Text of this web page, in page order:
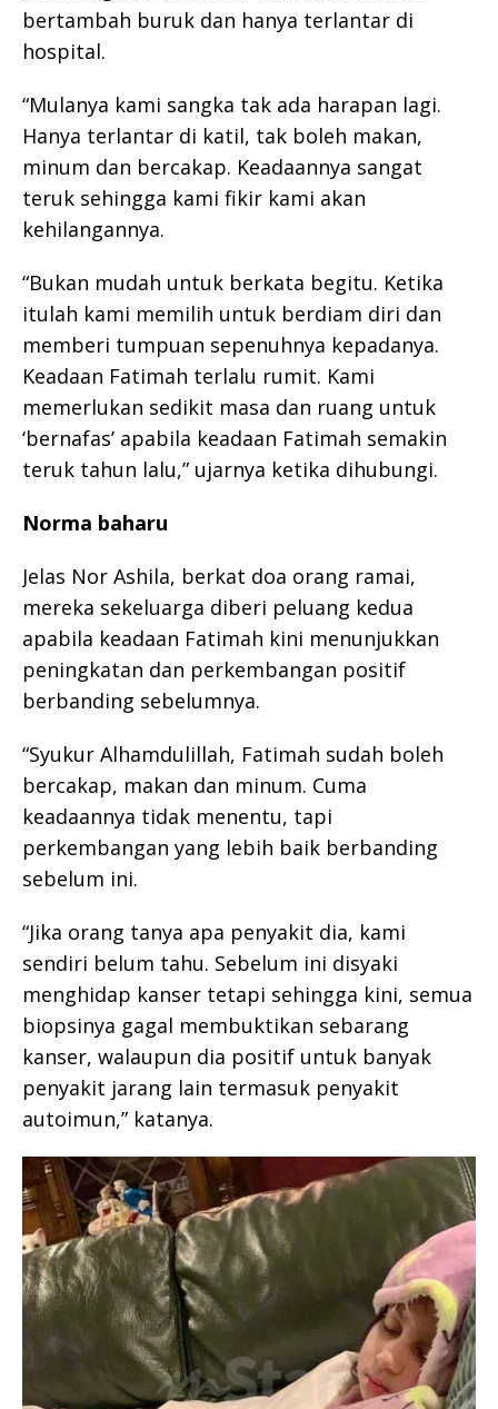
bertambah buruk dan hanya terlantar di
hospital.
“Mulanya kami sangka tak ada harapan lagi.
Hanya terlantar di katil, tak boleh makan,
minum dan bercakap. Keadaannya sangat
teruk sehingga kami fikir kami akan
kehilangannya.
“Bukan mudah untuk berkata begitu. Ketika
itulah kami memilih untuk berdiam diri dan
memberi tumpuan sepenuhnya kepadanya.
Keadaan Fatimah terlalu rumit. Kami
memerlukan sedikit masa dan ruang untuk
‘bernafas’ apabila keadaan Fatimah semakin
teruk tahun lalu,” ujarnya ketika dihubungi.
Norma baharu
Jelas Nor Ashila, berkat doa orang ramai,
mereka sekeluarga diberi peluang kedua
apabila keadaan Fatimah kini menunjukkan
peningkatan dan perkembangan positif
berbanding sebelumnya.
“Syukur Alhamdulillah, Fatimah sudah boleh
bercakap, makan dan minum. Cuma
keadaannya tidak menentu, tapi
perkembangan yang lebih baik berbanding
sebelum ini.
“Jika orang tanya apa penyakit dia, kami
sendiri belum tahu. Sebelum ini disyaki
menghidap kanser tetapi sehingga kini, semua
biopsinya gagal membuktikan sebarang
kanser, walaupun dia positif untuk banyak
penyakit jarang lain termasuk penyakit
autoimun,” katanya.